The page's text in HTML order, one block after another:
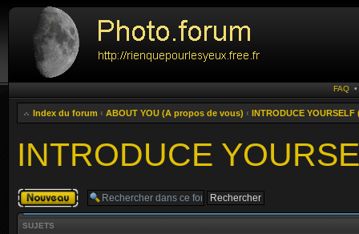
FAQ
Index du forum ‹ ABOUT YOU (A propos de vous) ‹ INTRODUCE
INTRODUCE
Publier un
nouveau sujet
SUJETS